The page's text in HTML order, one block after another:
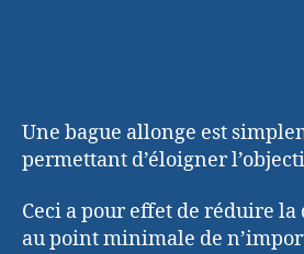
Une bague allonge est
permettant d’éloigner
Ceci a pour effet de réduire la
au point minimale de